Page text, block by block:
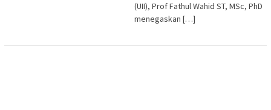
(UII), Prof Fathul Wahid ST, MSc, PhD
menegaskan […]